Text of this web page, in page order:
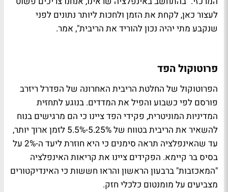
לעצור כאן, לקחת את הזמן ולחכות ליותר נתונים לפני
שנקבע מתי יהיה נכון להוריד את הריבית", אמר.
פרוטוקול הפד
הפרוטוקול של החלטת הריבית האחרונה של הפדרל ריזרב
פורסם לפי כשבוע והפיל את המדדים. בנוגע לתחזית
המדיניות המוניטרית, פקידי הפד ציינו כי הם מרגישים בנוח
להשאיר את הריבית בטווח של 5.25%-5.5% לזמן ארוך יותר,
עד שהאינפלציה תראה סימנים כי היא חוזרת ליעד ה-2% על
בסיס בר קיימא. הפקידים ציינו את קריאות האינפלציה
"המאכזבות" ברבעון הראשון והראו חששות כי האינדיקטורים
מצביעים על מומנטום כלכלי חזק.